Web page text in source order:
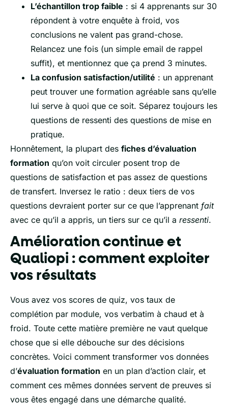
L’échantillon trop faible : si 4 apprenants sur 30
répondent à votre enquête à froid, vos
conclusions ne valent pas grand-chose.
Relancez une fois (un simple email de rappel
suffit), et mentionnez que ça prend 3 minutes.
La confusion satisfaction/utilité : un apprenant
peut trouver une formation agréable sans qu’elle
lui serve à quoi que ce soit. Séparez toujours les
questions de ressenti des questions de mise en
pratique.
Honnêtement, la plupart des fiches d’évaluation
formation qu’on voit circuler posent trop de
questions de satisfaction et pas assez de questions
de transfert. Inversez le ratio : deux tiers de vos
questions devraient porter sur ce que l’apprenant fait
avec ce qu’il a appris, un tiers sur ce qu’il a ressenti.
Amélioration continue et
Qualiopi : comment exploiter
vos résultats
Vous avez vos scores de quiz, vos taux de
complétion par module, vos verbatim à chaud et à
froid. Toute cette matière première ne vaut quelque
chose que si elle débouche sur des décisions
concrètes. Voici comment transformer vos données
d’évaluation formation en un plan d’action clair, et
comment ces mêmes données servent de preuves si
vous êtes engagé dans une démarche qualité.